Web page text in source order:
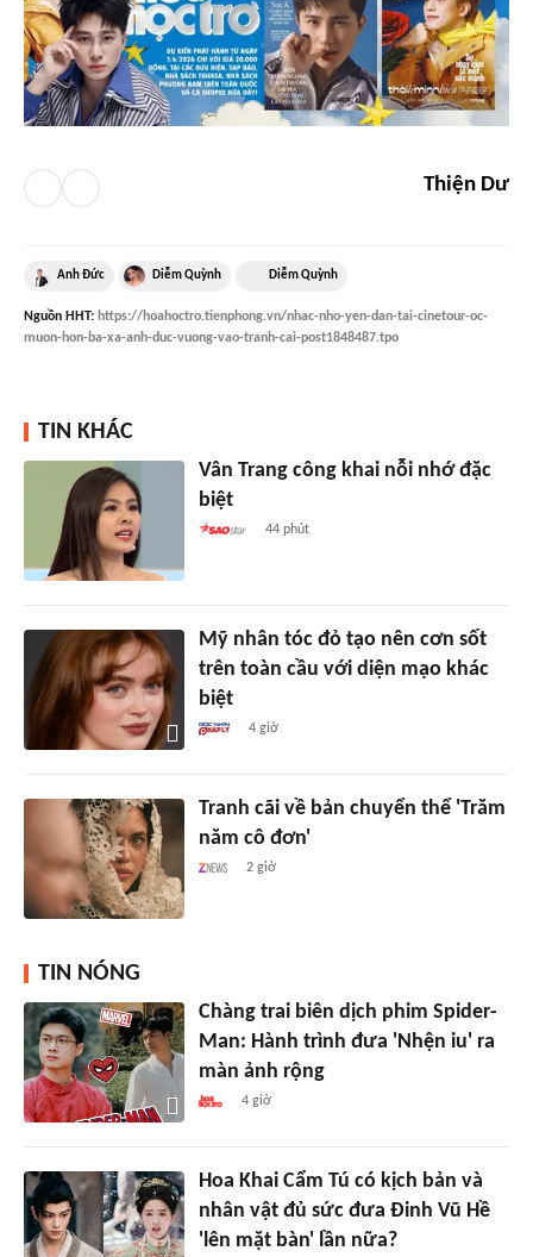
Thiện Dư
Anh Đức Diễm Quỳnh Diễm Quỳnh
Nguồn HHT: https://hoahoctro.tienphong.vn/nhac-nho-yen-dan-tai-cinetour-oc-
muon-hon-ba-xa-anh-duc-vuong-vao-tranh-cai-post1848487.tpo
TIN KHÁC
Vân Trang công khai nỗi nhớ đặc
biệt
44 phút
Mỹ nhân tóc đỏ tạo nên cơn sốt
trên toàn cầu với diện mạo khác
biệt
4 giờ
Tranh cãi về bản chuyển thể 'Trăm
năm cô đơn'
2 giờ
TIN NÓNG
Chàng trai biên dịch phim Spider-
Man: Hành trình đưa 'Nhện iu' ra
màn ảnh rộng
4 giờ
Hoa Khai Cẩm Tú có kịch bản và
nhân vật đủ sức đưa Đinh Vũ Hề
'lên mặt bàn' lần nữa?